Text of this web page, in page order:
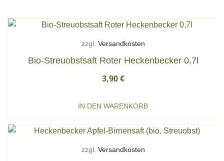
zzgl. Versandkosten
Bio-Streuobstsaft Roter Heckenbecker 0,7l
3,90€
IN DEN WARENKORB
zzgl. Versandkosten